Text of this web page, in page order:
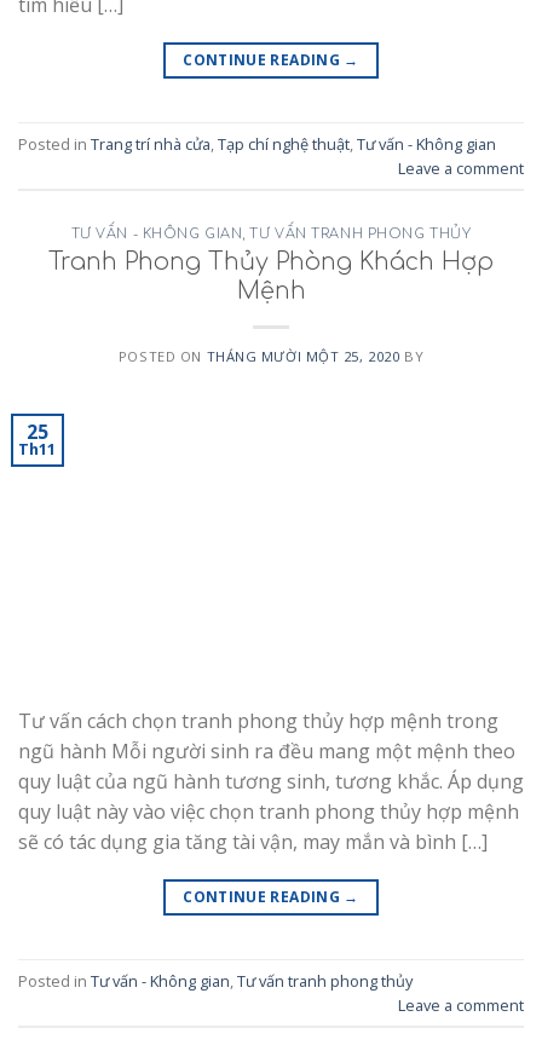
tìm hiểu […]
CONTINUE READING →
Posted in Trang trí nhà cửa,Tạp chí nghệ thuật,Tư vấn - Không gian
Leave a comment
TƯ VẤN - KHÔNG GIAN , TƯ VẤN TRANH PHONG THỦY
Tranh Phong Thủy Phòng Khách Hợp
Mệnh
POSTED ON THÁNG MƯỜI MỘT 25, 2020 BY
25
Th11
Tư vấn cách chọn tranh phong thủy hợp mệnh trong
ngũ hành Mỗi người sinh ra đều mang một mệnh theo
quy luật của ngũ hành tương sinh, tương khắc. Áp dụng
quy luật này vào việc chọn tranh phong thủy hợp mệnh
sẽ có tác dụng gia tăng tài vận, may mắn và bình […]
CONTINUE READING →
Posted in Tư vấn - Không gian Tư vấn tranh phong thủy
Leave a comment